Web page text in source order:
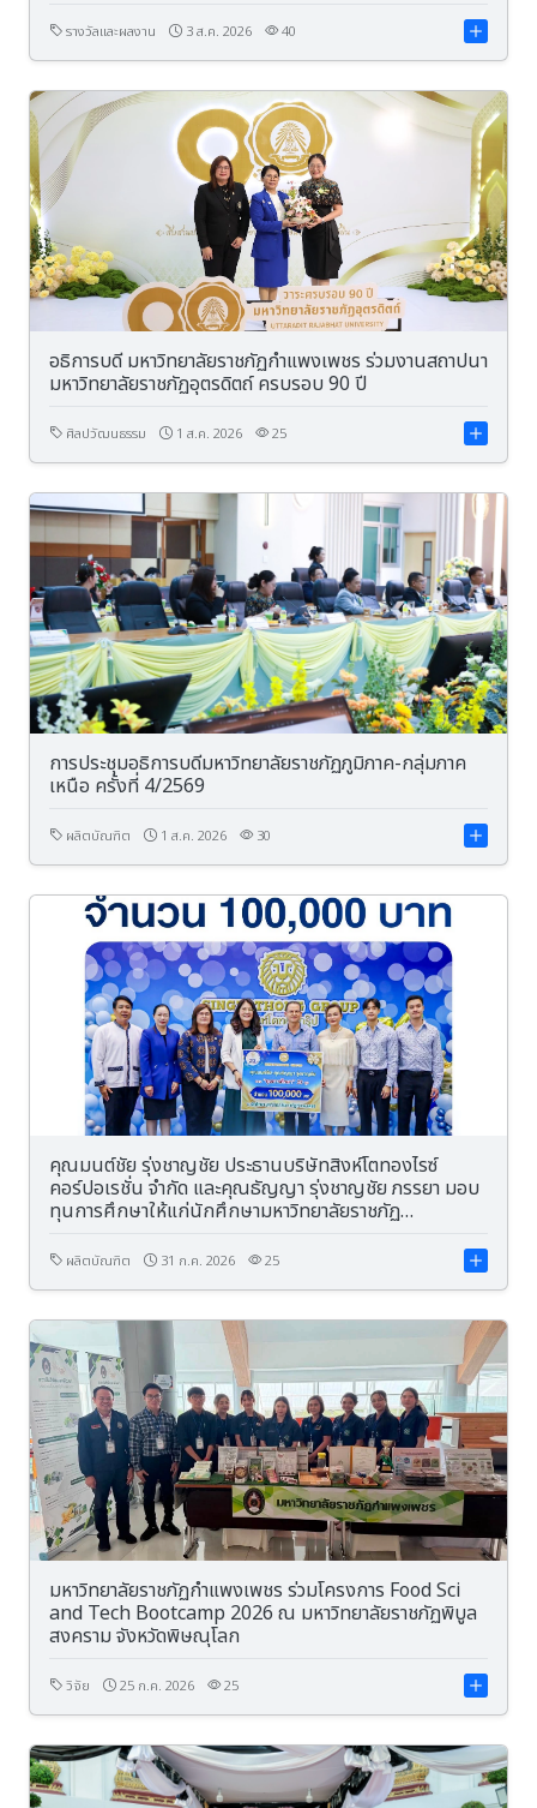
รางวัลและผลงาน 3 ส.ค. 2026 40
อธิการบดี มหาวิทยาลัยราชภัฏกำแพงเพชร ร่วมงานสถาปนา
มหาวิทยาลัยราชภัฏอุตรดิตถ์ ครบรอบ 90 ปี
ศิลปวัฒนธรรม 1 ส.ค. 2026 25
การประชุมอธิการบดีมหาวิทยาลัยราชภัฏภูมิภาค-กลุ่มภาค
เหนือ ครั้งที่ 4/2569
ผลิตบัณฑิต 1 ส.ค. 2026 30
คุณมนต์ชัย รุ่งชาญชัย ประธานบริษัทสิงห์โตทองไรซ์
คอร์ปอเรชั่น จำกัด และคุณธัญญา รุ่งชาญชัย ภรรยา มอบ
ทุนการศึกษาให้แก่นักศึกษามหาวิทยาลัยราชภัฏ
ผลิตบัณฑิต 31 ก.ค. 2026 25
มหาวิทยาลัยราชภัฏกำแพงเพชร ร่วมโครงการ Food Sci
and Tech Bootcamp 2026 ณ มหาวิทยาลัยราชภัฏพิบูล
สงคราม จังหวัดพิษณุโลก
วิจัย 25 ก.ค. 2026 25